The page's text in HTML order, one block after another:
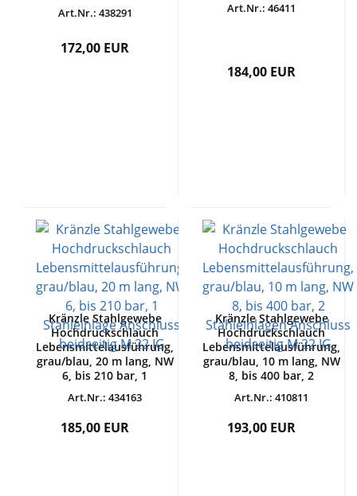
Art.Nr.: 438291
172,00 EUR
Art.Nr.: 46411
184,00 EUR
Kränzle Stahlgewebe
Hochdruckschlauch
Lebensmittelausführung,
grau/blau, 20 m lang, NW
6, bis 210 bar, 1
beidseitig M 22 IG
Art.Nr.: 434163
185,00 EUR
Kränzle Stahlgewebe
Hochdruckschlauch
Lebensmittelausführung,
grau/blau, 10 m lang, NW
8, bis 400 bar, 2
beidseitig M 22 IG
Art.Nr.: 410811
193,00 EUR